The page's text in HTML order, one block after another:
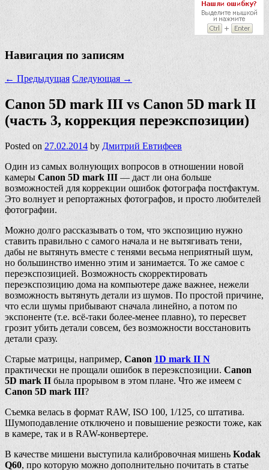
Навигация по записям
← Предыдущая Следующая →
Canon 5D mark III vs Canon 5D mark II
(часть 3, коррекция переэкспозиции)
Posted on 27.02.2014 by Дмитрий Евтифеев
Один из самых волнующих вопросов в отношении новой
камеры Canon 5D mark III — даст ли она больше
возможностей для коррекции ошибок фотографа постфактум.
Это волнует и репортажных фотографов, и просто любителей
фотографии.
Можно долго рассказывать о том, что экспозицию нужно
ставить правильно с самого начала и не вытягивать тени,
дабы не вытянуть вместе с тенями весьма неприятный шум,
но большинство именно этим и занимается. То же самое с
переэкспозицией. Возможность скорректировать
переэкспозицию дома на компьютере даже важнее, нежели
возможность вытянуть детали из шумов. По простой причине,
что если шумы прибывают сначала линейно, а потом по
экспоненте (т.е. всё-таки более-менее плавно), то пересвет
грозит убить детали совсем, без возможности восстановить
детали сразу.
Старые матрицы, например, Canon 1D mark II N
практически не прощали ошибок в переэкспозиции. Canon
5D mark II была прорывом в этом плане. Что же имеем с
Canon 5D mark III?
Съемка велась в формат RAW, ISO 100, 1/125, со штатива.
Шумоподавление отключено и повышение резкости тоже, как
в камере, так и в RAW-конвертере.
В качестве мишени выступила калибровочная мишень Kodak
Q60, про которую можно дополнительно почитать в статье